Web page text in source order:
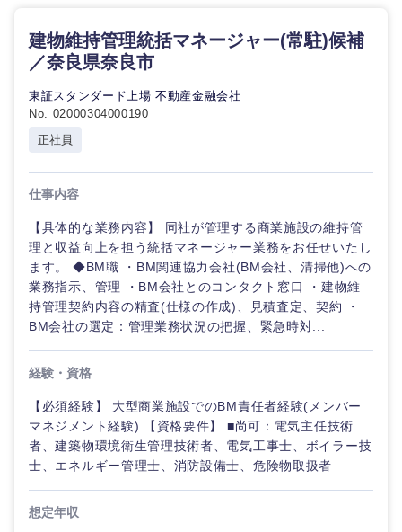
中国・四国地方
鳥取県
建物維持管理統括マネージャー(常駐)候補
／奈良県奈良市
東証スタンダード上場 不動産金融会社
No. 02000304000190
正社員
仕事内容
【具体的な業務内容】 同社が管理する商業施設の維持管
理と収益向上を担う統括マネージャー業務をお任せいたし
ます。 ◆BM職 ・BM関連協力会社(BM会社、清掃他)への
業務指示、管理 ・BM会社とのコンタクト窓口 ・建物維
持管理契約内容の精査(仕様の作成)、見積査定、契約 ・
BM会社の選定：管理業務状況の把握、緊急時対...
経験・資格
【必須経験】 大型商業施設でのBM責任者経験(メンバー
マネジメント経験) 【資格要件】 ■尚可：電気主任技術
者、建築物環境衛生管理技術者、電気工事士、ボイラー技
士、エネルギー管理士、消防設備士、危険物取扱者
想定年収